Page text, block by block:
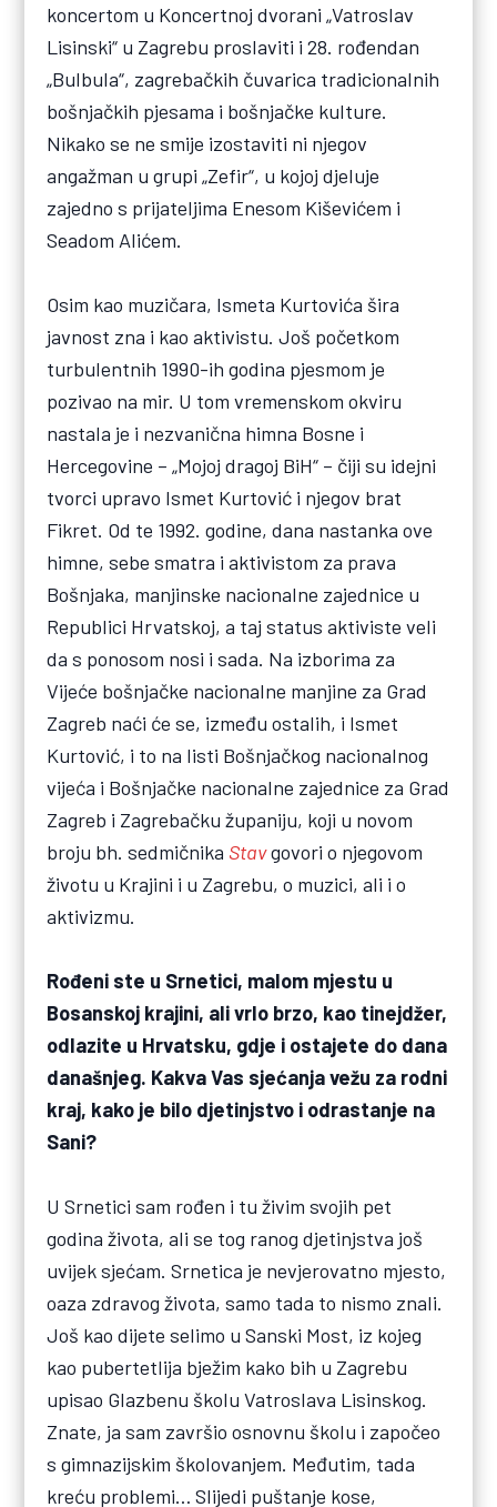
koncertom u Koncertnoj dvorani „Vatroslav
Lisinski“ u Zagrebu proslaviti i 28. rođendan
„Bulbula“, zagrebačkih čuvarica tradicionalnih
bošnjačkih pjesama i bošnjačke kulture.
Nikako se ne smije izostaviti ni njegov
angažman u grupi „Zefir“, u kojoj djeluje
zajedno s prijateljima Enesom Kiševićem i
Seadom Alićem.
Osim kao muzičara, Ismeta Kurtovića šira
javnost zna i kao aktivistu. Još početkom
turbulentnih 1990-ih godina pjesmom je
pozivao na mir. U tom vremenskom okviru
nastala je i nezvanična himna Bosne i
Hercegovine – „Mojoj dragoj BiH“ – čiji su idejni
tvorci upravo Ismet Kurtović i njegov brat
Fikret. Od te 1992. godine, dana nastanka ove
himne, sebe smatra i aktivistom za prava
Bošnjaka, manjinske nacionalne zajednice u
Republici Hrvatskoj, a taj status aktiviste veli
da s ponosom nosi i sada. Na izborima za
Vijeće bošnjačke nacionalne manjine za Grad
Zagreb naći će se, između ostalih, i Ismet
Kurtović, i to na listi Bošnjačkog nacionalnog
vijeća i Bošnjačke nacionalne zajednice za Grad
Zagreb i Zagrebačku županiju, koji u novom
broju bh. sedmičnika Stavgovori o njegovom
životu u Krajini i u Zagrebu, o muzici, ali i o
aktivizmu.
Rođeni ste u Srnetici, malom mjestu u
Bosanskoj krajini, ali vrlo brzo, kao tinejdžer,
odlazite u Hrvatsku, gdje i ostajete do dana
današnjeg. Kakva Vas sjećanja vežu za rodni
kraj, kako je bilo djetinjstvo i odrastanje na
Sani?
U Srnetici sam rođen i tu živim svojih pet
godina života, ali se tog ranog djetinjstva još
uvijek sjećam. Srnetica je nevjerovatno mjesto,
oaza zdravog života, samo tada to nismo znali.
Još kao dijete selimo u Sanski Most, iz kojeg
kao pubertetlija bježim kako bih u Zagrebu
upisao Glazbenu školu Vatroslava Lisinskog.
Znate, ja sam završio osnovnu školu i započeo
s gimnazijskim školovanjem. Međutim, tada
kreću problemi… Slijedi puštanje kose,